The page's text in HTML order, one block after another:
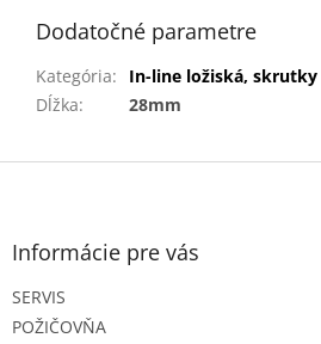
Dodatočné parametre
Kategória:
In-line ložiská, skrutky
Dĺžka: 28mm
Z
Informácie pre vás
SERVIS
POŽIČOVŇA